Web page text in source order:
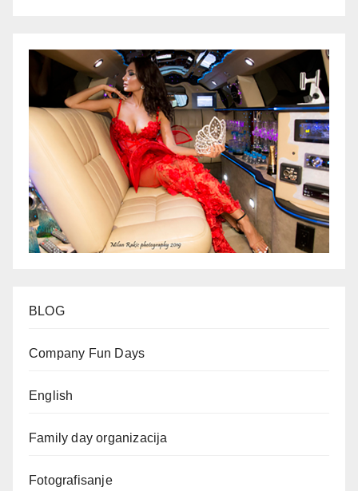
BLOG
Company Fun Days
English
Family day organizacija
Fotografisanje